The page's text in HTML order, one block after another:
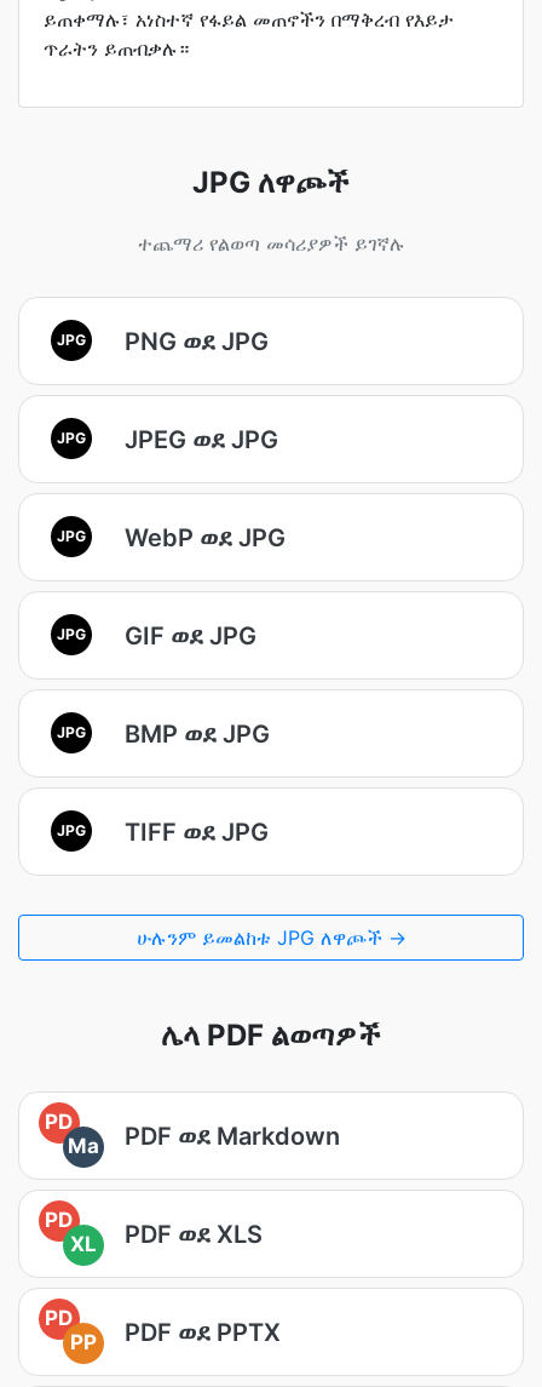
ይጠቀማሉ፣ አነስተኛ የፋይል መጠኖችን በማቅረብ የእይታ
ጥራትን ይጠብቃሉ።
JPG ለዋጮች
ተጨማሪ የልወጣ መሳሪያዎች ይገኛሉ
JPG PNG ወደ JPG
JPG JPEG ወደ JPG
JPG WebP ወደ JPG
JPG GIF ወደ JPG
JPG BMP ወደ JPG
JPG TIFF ወደ JPG
ሁሉንም ይመልከቱ JPG ለዋጮች →
ሌላ PDF ልወጣዎች
PD
Ma
PDF ወደ Markdown
PD
XL
PDF ወደ XLS
PD
PP
PDF ወደ PPTX